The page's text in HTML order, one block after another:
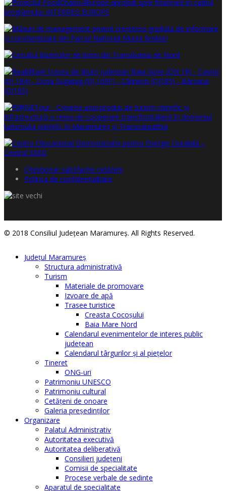
Chestionar satisfacţie cetăţeni
Politica de confidențialitate
© 2018 Consiliul Judeţean Maramureş. All Rights Reserved.
Judeţul Maramureş
Structura administrativă
Turism
Materiale de promovare
Izvoare de apă
Trasee turistice
Creasta Cocoșului
Baia Mare Nord
Calendarul evenimentelor de interes public
judeţean
Calendarul târgurilor şi al pieţelor
Tineret
ONG-uri
Patrimoniu UNESCO
Patrimoniu cultural
Cetăţeni de onoare
Galeria președinților
Organizare
Palatul Administrativ
Autoritatea executivă
Autoritatea deliberativă
Consilieri judeţeni
Comisii de specialitate
Procese verbale de sedinte
Aparatul de specialitate